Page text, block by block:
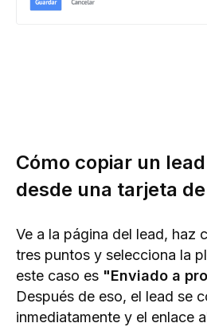
Cómo copiar un
desde una tarjeta
Ve a la página del lead, haz
tres puntos y selecciona la
este caso es "Enviado a
Después de eso, el lead se
inmediatamente y el enlace